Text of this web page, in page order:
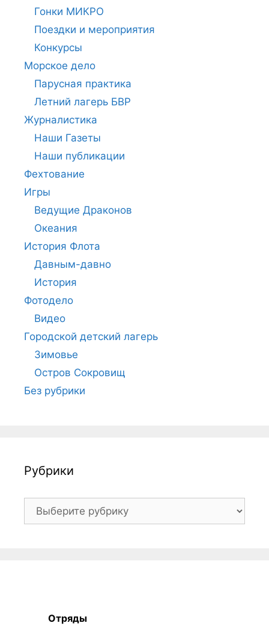
Гонки МИКРО
Поездки и мероприятия
Конкурсы
Морское дело
Парусная практика
Летний лагерь БВР
Журналистика
Наши Газеты
Наши публикации
Фехтование
Игры
Ведущие Драконов
Океания
История Флота
Давным-давно
История
Фотодело
Видео
Городской детский лагерь
Зимовье
Остров Сокровищ
Без рубрики
Рубрики
Рубрики
Отряды